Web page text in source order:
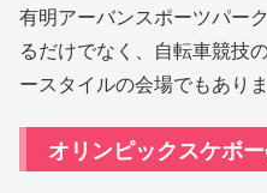
有明アーバンスポーツパー
るだけでなく、自転車競技
ースタイルの会場でもありま
オリンピックスケボ